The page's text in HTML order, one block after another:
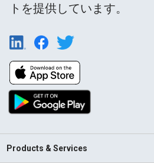
トを提供しています。
Products & Services